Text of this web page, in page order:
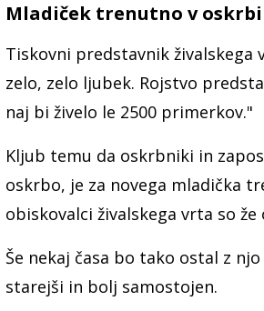
Mladiček trenutno v
Tiskovni predstavnik
zelo, zelo ljubek. Rojstvo
naj bi živelo le 2500 primerkov."
Kljub temu da oskrbniki in
oskrbo, je za novega mladička
obiskovalci živalskega vrta so
Še nekaj časa bo tako ostal z
starejši in bolj samostojen.